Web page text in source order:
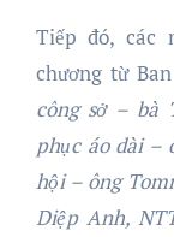
Tiếp đó, các
chương từ
công sở – bà
phục áo dài –
hội – ông
Diệp Anh,